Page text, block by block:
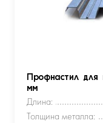
Профнастил
мм
Длина:
Толщина металла: